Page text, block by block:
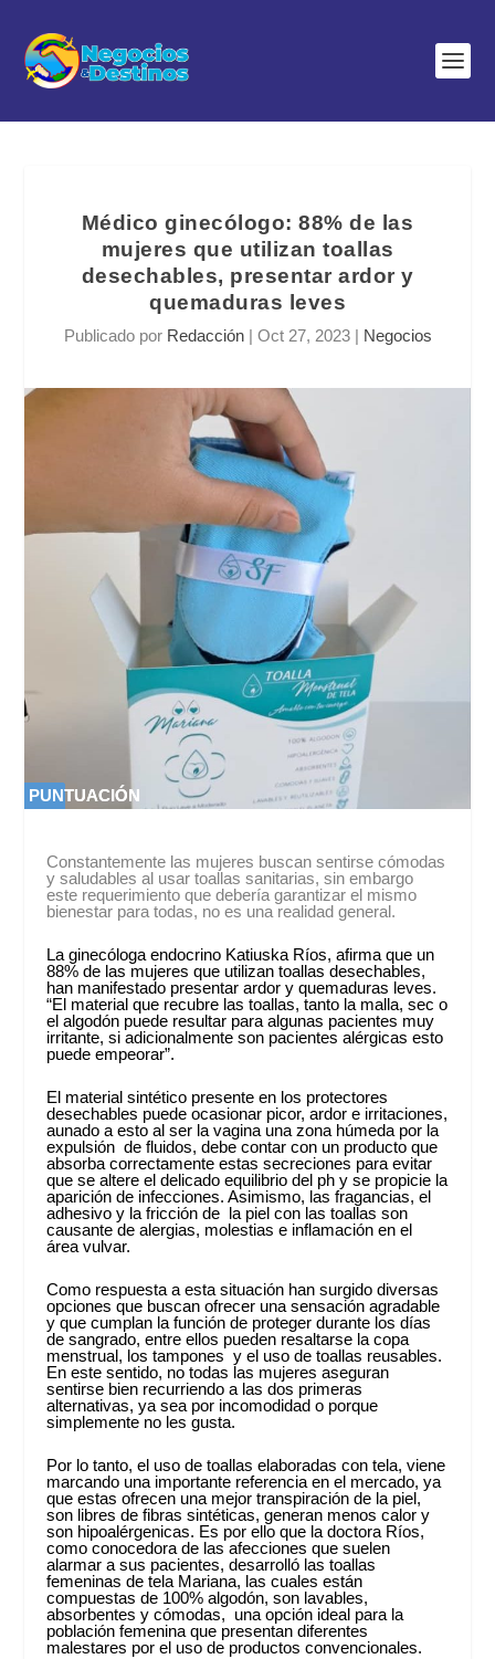
Médico ginecólogo: 88% de las
mujeres que utilizan toallas
desechables, presentar ardor y
quemaduras leves
Publicado por Redacción| Oct 27, 2023| Negocios
PUNTUACIÓN
PUNTUACIÓN
Constantemente las mujeres buscan sentirse cómodas
y saludables al usar toallas sanitarias, sin embargo
este requerimiento que debería garantizar el mismo
bienestar para todas, no es una realidad general.
La ginecóloga endocrino Katiuska Ríos, afirma que un
88% de las mujeres que utilizan toallas desechables,
han manifestado presentar ardor y quemaduras leves.
“El material que recubre las toallas, tanto la malla, sec o
el algodón puede resultar para algunas pacientes muy
irritante, si adicionalmente son pacientes alérgicas esto
puede empeorar”.
El material sintético presente en los protectores
desechables puede ocasionar picor, ardor e irritaciones,
aunado a esto al ser la vagina una zona húmeda por la
expulsión de fluidos, debe contar con un producto que
absorba correctamente estas secreciones para evitar
que se altere el delicado equilibrio del ph y se propicie la
aparición de infecciones. Asimismo, las fragancias, el
adhesivo y la fricción de la piel con las toallas son
causante de alergias, molestias e inflamación en el
área vulvar.
Como respuesta a esta situación han surgido diversas
opciones que buscan ofrecer una sensación agradable
y que cumplan la función de proteger durante los días
de sangrado, entre ellos pueden resaltarse la copa
menstrual, los tampones y el uso de toallas reusables.
En este sentido, no todas las mujeres aseguran
sentirse bien recurriendo a las dos primeras
alternativas, ya sea por incomodidad o porque
simplemente no les gusta.
Por lo tanto, el uso de toallas elaboradas con tela, viene
marcando una importante referencia en el mercado, ya
que estas ofrecen una mejor transpiración de la piel,
son libres de fibras sintéticas, generan menos calor y
son hipoalérgenicas. Es por ello que la doctora Ríos,
como conocedora de las afecciones que suelen
alarmar a sus pacientes, desarrolló las toallas
femeninas de tela Mariana, las cuales están
compuestas de 100% algodón, son lavables,
absorbentes y cómodas, una opción ideal para la
población femenina que presentan diferentes
malestares por el uso de productos convencionales.